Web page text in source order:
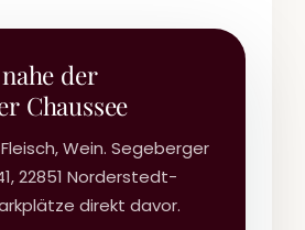
der
Chaussee
Wein. Segeberger
22851 Norderstedt-
direkt davor.